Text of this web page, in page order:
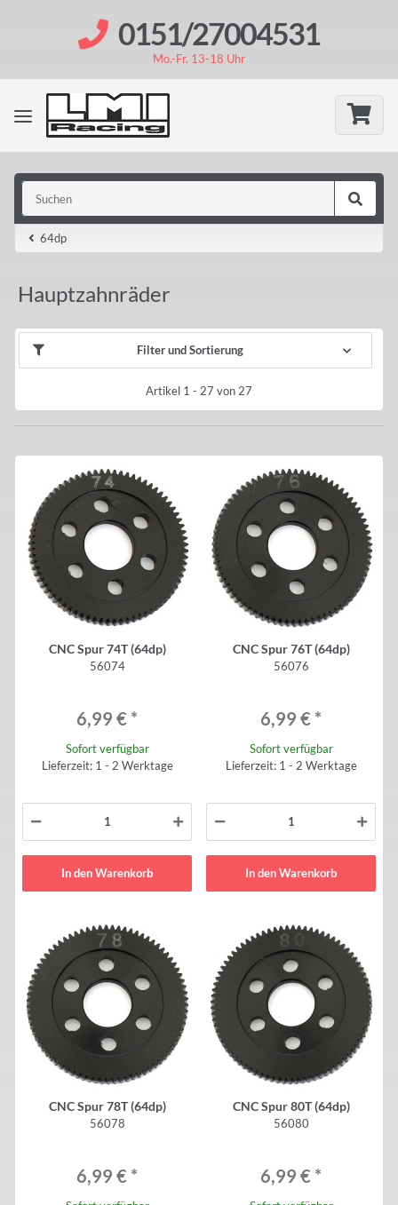
0151/27004531
Mo.-Fr. 13-18 Uhr
64dp
Hauptzahnräder
Filter und Sortierung
Artikel 1 - 27 von 27
CNC Spur 74T (64dp)
56074
6,99 € *
Sofort verfügbar
Lieferzeit: 1 - 2 Werktage
In den Warenkorb
CNC Spur 76T (64dp)
56076
6,99 € *
Sofort verfügbar
Lieferzeit: 1 - 2 Werktage
In den Warenkorb
CNC Spur 78T (64dp)
56078
6,99 € *
CNC Spur 80T (64dp)
56080
6,99 € *